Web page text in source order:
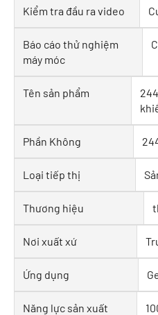
Kiểm tra đầu ra video
Báo cáo thử nghiệm
máy móc
Tên sản phẩm
Phần Không
Loại tiếp thị
Thương hiệu
Nơi xuất xứ
Ứng dụng
Năng lực sản xuất